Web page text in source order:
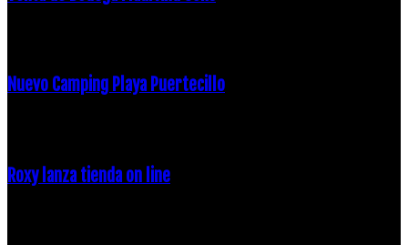
Nuevo Camping Playa Puertecillo
Roxy lanza tienda on line